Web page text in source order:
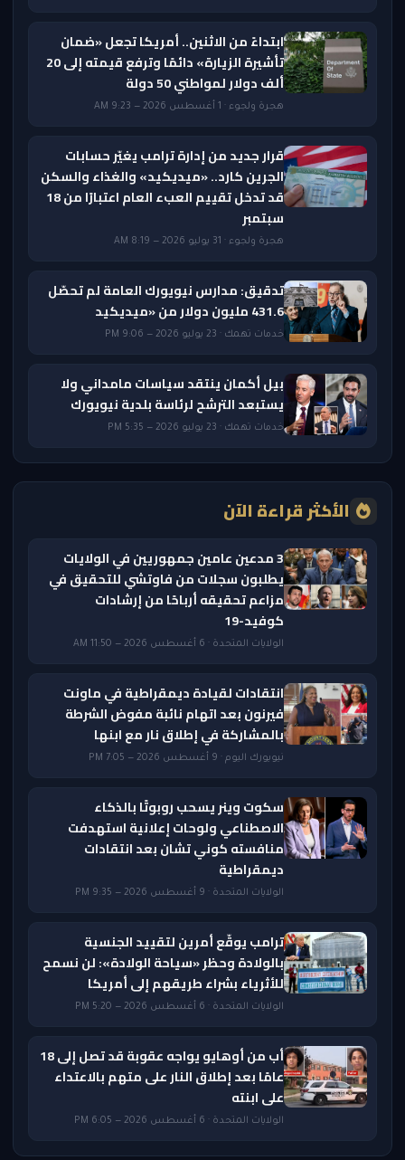
ابتداءً من الاثنين.. أمريكا تجعل «ضمان
تأشيرة الزيارة» دائمًا وترفع قيمته إلى 20
ألف دولار لمواطني 50 دولة
هجرة ولجوء · 1 أغسطس 2026 — 9:23 AM
قرار جديد من إدارة ترامب يغيّر حسابات
الجرين كارد.. «ميديكيد» والغذاء والسكن
قد تدخل تقييم العبء العام اعتبارًا من 18
سبتمبر
هجرة ولجوء · 31 يوليو 2026 — 8:19 AM
تدقيق: مدارس نيويورك العامة لم تحصّل
431.6 مليون دولار من «ميديكيد
خدمات تهمك · 23 يوليو 2026 — 9:06 PM
بيل أكمان ينتقد سياسات مامداني ولا
يستبعد الترشح لرئاسة بلدية نيويورك
خدمات تهمك · 23 يوليو 2026 — 5:35 PM
الأكثر قراءة الآن
3 مدعين عامين جمهوريين في الولايات
يطلبون سجلات من فاوتشي للتحقيق في
مزاعم تحقيقه أرباحًا من إرشادات
كوفيد-19
الولايات المتحدة · 6 أغسطس 2026 — 11:50 AM
انتقادات لقيادة ديمقراطية في ماونت
فيرنون بعد اتهام نائبة مفوض الشرطة
بالمشاركة في إطلاق نار مع ابنها
نيويورك اليوم · 9 أغسطس 2026 — 7:05 PM
سكوت وينر يسحب روبوتًا بالذكاء
الاصطناعي ولوحات إعلانية استهدفت
منافسته كوني تشان بعد انتقادات
ديمقراطية
الولايات المتحدة · 9 أغسطس 2026 — 9:35 PM
ترامب يوقّع أمرين لتقييد الجنسية
بالولادة وحظر «سياحة الولادة»: لن نسمح
للأثرياء بشراء طريقهم إلى أمريكا
الولايات المتحدة · 6 أغسطس 2026 — 5:20 PM
أب من أوهايو يواجه عقوبة قد تصل إلى 18
عامًا بعد إطلاق النار على متهم بالاعتداء
على ابنته
الولايات المتحدة · 6 أغسطس 2026 — 6:05 PM